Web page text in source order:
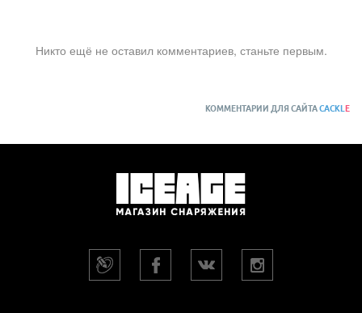
Никто ещё не оставил комментариев, станьте первым.
КОММЕНТАРИИ ДЛЯ САЙТАCACKLE